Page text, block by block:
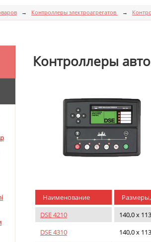
→ Контроллеры электроагрегатов →
Контроллеры
Наименование
DSE 4210
140,0 х
DSE 4310
140,0 х